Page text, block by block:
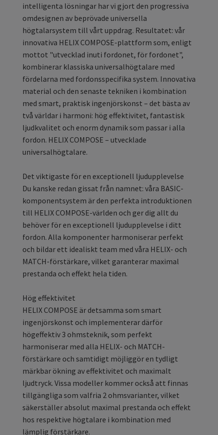
intelligenta lösningar har vi gjort den progressiva
omdesignen av beprövade universella
högtalarsystem till vårt uppdrag. Resultatet: vår
innovativa HELIX COMPOSE-plattform som, enligt
mottot "utvecklad inuti fordonet, för fordonet",
kombinerar klassiska universalhögtalare med
fördelarna med fordonsspecifika system. Innovativa
material och den senaste tekniken i kombination
med smart, praktisk ingenjörskonst – det bästa av
två världar i harmoni: hög effektivitet, fantastisk
ljudkvalitet och enorm dynamik som passar i alla
fordon. HELIX COMPOSE – utvecklade
universalhögtalare.
Det viktigaste för en exceptionell ljudupplevelse
Du kanske redan gissat från namnet: våra BASIC-
komponentsystem är den perfekta introduktionen
till HELIX COMPOSE-världen och ger dig allt du
behöver för en exceptionell ljudupplevelse i ditt
fordon. Alla komponenter harmoniserar perfekt
och bildar ett idealiskt team med våra HELIX- och
MATCH-förstärkare, vilket garanterar maximal
prestanda och effekt hela tiden.
Hög effektivitet
HELIX COMPOSE är detsamma som smart
ingenjörskonst och implementerar därför
högeffektiv 3 ohmsteknik, som perfekt
harmoniserar med alla HELIX- och MATCH-
förstärkare och samtidigt möjliggör en tydligt
märkbar ökning av effektivitet och maximalt
ljudtryck. Vissa modeller kommer också att finnas
tillgängliga som valfria 2 ohmsvarianter, vilket
säkerställer absolut maximal prestanda och effekt
hos respektive högtalare i kombination med
lämplig förstärkare.